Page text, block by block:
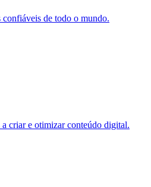
de todo o mundo.
criar e otimizar conteúdo digital.